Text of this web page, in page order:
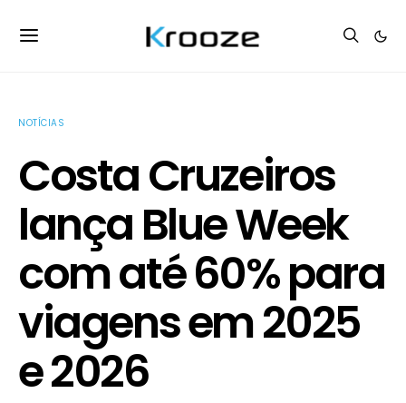
NOTÍCIAS
Costa Cruzeiros
lança Blue Week
com até 60% para
viagens em 2025
e 2026